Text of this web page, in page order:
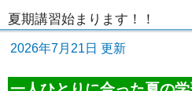
夏期講習始まります！！
2026年7月21日 更新